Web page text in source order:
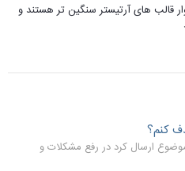
قالب های آرتیستر سنگین تر هستند و
کنم؟
رفع مشکلات و